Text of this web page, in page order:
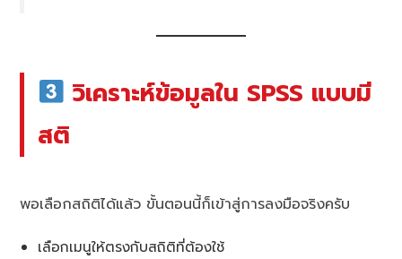
วิเคราะห์ข้อมูลใน SPSS แบบมี
สติ
พอเลือกสถิติได้แล้ว ขั้นตอนนี้ก็เข้าสู่การลงมือจริงครับ
เลือกเมนูให้ตรงกับสถิติที่ต้องใช้